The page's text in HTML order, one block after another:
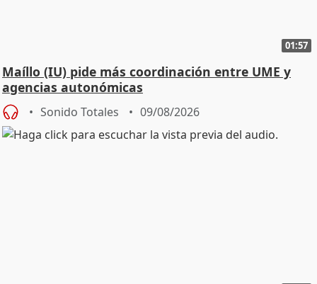
01:57
Maíllo (IU) pide más coordinación entre UME y
agencias autonómicas
Sonido Totales 09/08/2026